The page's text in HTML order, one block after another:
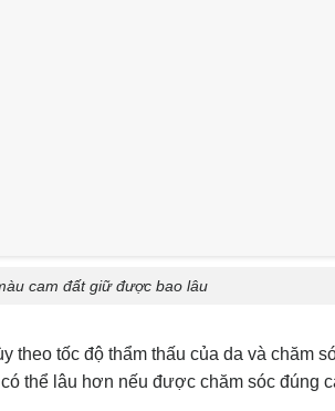
cam đất giữ được bao lâu
theo tốc độ thẩm thấu của da và chăm
thể lâu hơn nếu được chăm sóc đúng